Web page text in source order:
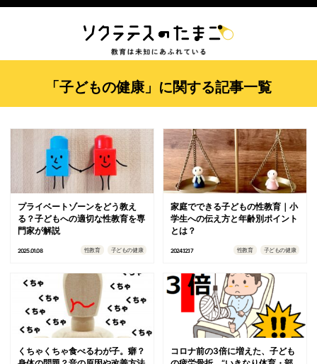
「子どもの健康」に関する記事一覧
プライベートゾーンをどう教え
る？子どもへの適切な性教育を専
門家が解説
2025.01.08 性教育 子どもの健康
家庭でできる子どもの性教育｜小
学生への伝え方と年齢別ポイント
とは？
2024.12.17 性教育 子どもの健康
くちゃくちゃ食べるわが子。癖？
コロナ前の3倍に増えた、子ども